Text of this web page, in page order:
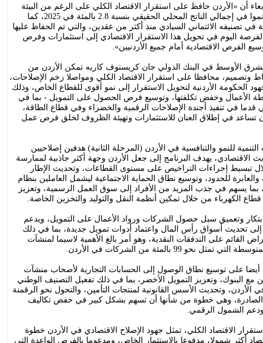
أن «الأردن حافظ على استقرار الاقتصاد الكلي على الرغم من البيئة
الإقليمية الصعبة، حيث سجل نموا في إجمالي الناتج المحلي الحقيقي بنسبة 2.8 بالمئة في 2025، كما
أول ترقية في تصنيفه الائتماني السيادي منذ أكثر من عقدين، والتي تم الحفاظ عليها
اليوم في تحويل هذا الاستقرار الاقتصادي إلى استثمارات وفرص
الفرص الاقتصادية أمام جميع الأردنيين».
الشرق الأوسط في البنك الدولي جان كريستوف كاريه تمكن الأردن من
وتصميم، محافظا على استقرار الاقتصاد الكلي ومواصلا زخم الإصلاحات،
الحكومة الأردنية لتحويل الاستقرار إلى نمو أقوى للقطاع الخاص، وذلك
الأعمال وخفض تكلفتها، وتوسيع فرص الحصول على التمويل - بما في
قدما في تنفيذ أجندة الإصلاحات الرقمية والخضراء وفي قطاع الطاقة،
تساعد في إطلاق العنان للاستثمارات وتهيئة الظروف لخلق فرص عمل
للنمو والتنافسية في الأردن (المرحلة الثانية) هدفين إصلاحيين
الاقتصادي، يهدف البرنامج إلى جعل الأردن وجهة أكثر جاذبية لممارسة
تبسيط إجراءات التراخيص على مستوى القطاعات، وتحديث الإطار
والعابرة للحدود، وتوسيع نطاق الحماية الاجتماعية ليشمل العاملين بنظام
بما يسهم في جذب المزيد من الأفراد إلى سوق العمل الرسمية، وتعزيز
الكهرباء من خلال تمكين أنظمة النقل والتوليد والتخزين الخاصة.
وتعميق سبل حصول الشركات ورواد الأعمال على التمويل، ويدعم
إلى تحديث أسواق رأس المال واعتماد أدوات تمويل جديدة، بما في ذلك
القائم على التدفقات النقدية، وهو أمر بالغ الأهمية لاسيما لمنشآت
99 بالمئة من الشركات في الأردن.
أيضا على توسيع نطاق الوصول إلى الحسابات التجارية لأصحاب منشآت
مع البنوك، وتعزيز التمويل الأخضر، بما في ذلك تفعيل التصنيف الوطني
الأردن، وتحديث الأسس القانونية لمنتجات التأمين، والتحول نحو الرقمنة
الصادرة، وهي خطوة من شأنها أن تسهم بشكل كبير في خفض تكاليف
الشمول الرقمي.
الاقتصاد الكلي، تمثل جهود الإصلاح الاقتصادي في الأردن خطوة
أكثر شمولا، مدفوعا بالاستثمار الخاص، ومدعوما بالفرص الواعدة التي